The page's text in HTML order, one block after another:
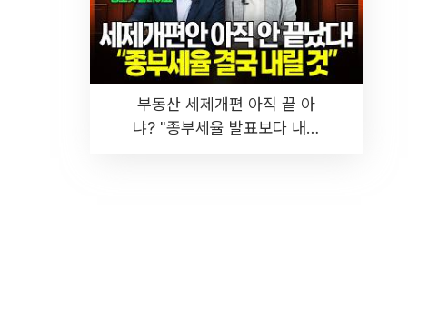
부동산 세제개편 아직 끝 아
냐? "종부세율 발표보다 내릴